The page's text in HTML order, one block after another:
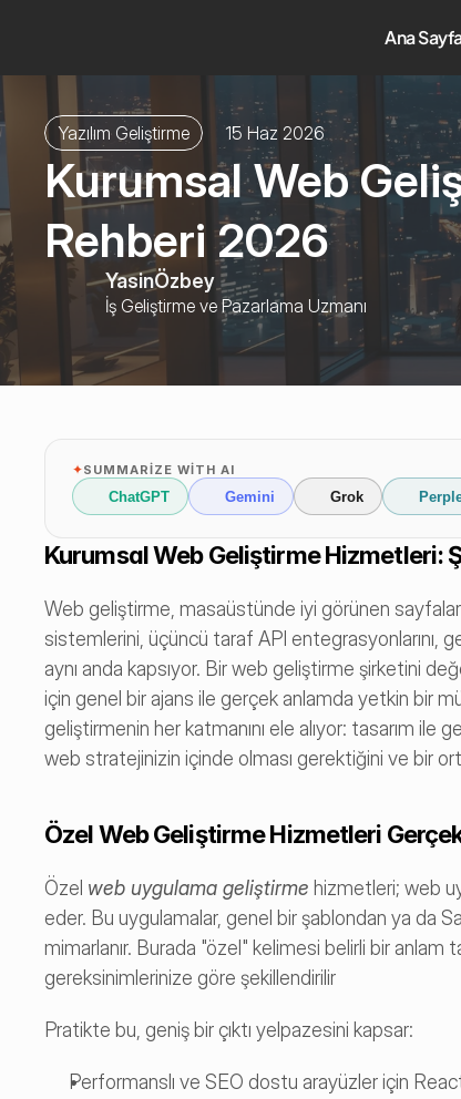
Yazılım Geliştirme 15 Haz 2026
Kurumsal Web
Rehberi 2026
YasinÖzbey
İş Geliştirme ve Pazarlama Uzmanı
✦SUMMARIZE WITH AI
ChatGPT Gemini Grok
Kurumsal Web Geliştirme Hizmetleri:
Web geliştirme, masaüstünde iyi görünen
sistemlerini, üçüncü taraf API entegrasyonlarını,
aynı anda kapsıyor. Bir web geliştirme şirketini
için genel bir ajans ile gerçek anlamda yetkin bir
geliştirmenin her katmanını ele alıyor: tasarım
web stratejinizin içinde olması gerektiğini ve bir
Özel Web Geliştirme Hizmetleri
Özel web uygulama geliştirme hizmetleri; web
eder. Bu uygulamalar, genel bir şablondan ya da
mimarlanır. Burada "özel" kelimesi belirli bir anlam
gereksinimlerinize göre şekillendirilir
Pratikte bu, geniş bir çıktı yelpazesini kapsar:
Performanslı ve SEO dostu arayüzler için
Ana